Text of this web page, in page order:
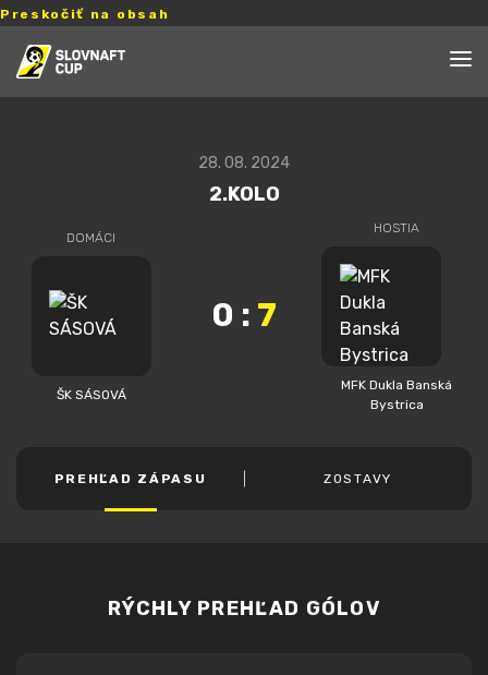
Preskočiť na obsah
28. 08. 2024
2.KOLO
DOMÁCI
ŠK SÁSOVÁ
0 : 7
HOSTIA
MFK Dukla Banská
Bystrica
PREHĽAD ZÁPASU ZOSTAVY
RÝCHLY PREHĽAD GÓLOV